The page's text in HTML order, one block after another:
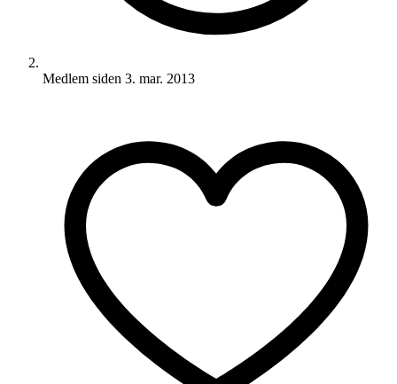
Medlem siden 3. mar. 2013